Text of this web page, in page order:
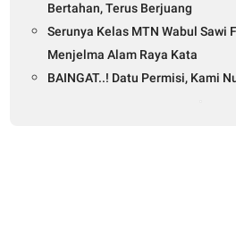
Bertahan, Terus Berjuang
Serunya Kelas MTN Wabul Sawi
Menjelma Alam Raya Kata
BAINGAT..! Datu Permisi, Kami